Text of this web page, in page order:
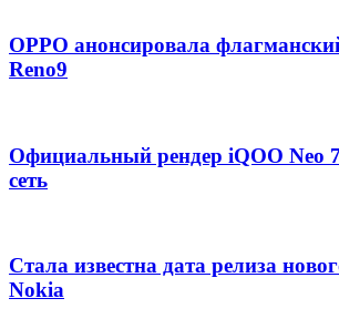
OPPO анонсировала
Reno9
Официальный рендер iQOO Neo
сеть
Стала известна дата релиза
Nokia